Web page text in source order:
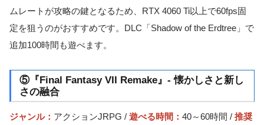
ムレートが攻略の鍵となるため、RTX 4060 Ti以上で60fps固
定を狙うのがおすすめです。DLC「Shadow of the Erdtree」で
追加100時間も遊べます。
⑤『Final Fantasy VII Remake』- 懐かしさと新し
さの融合
ジャンル： アクションJRPG / 遊べる時間： 40～60時間 / 推奨